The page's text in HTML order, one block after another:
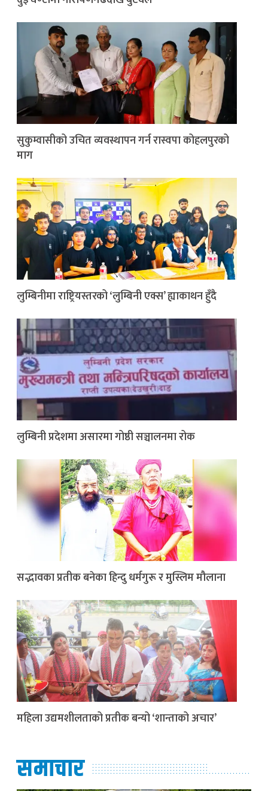
सुकुम्वासीको उचित व्यवस्थापन गर्न रास्वपा कोहलपुरको
माग
लुम्बिनीमा राष्ट्रियस्तरको ‘लुम्बिनी एक्स’ ह्याकाथन हुँदै
लुम्बिनी प्रदेशमा असारमा गोष्ठी सञ्चालनमा रोक
सद्भावका प्रतीक बनेका हिन्दु धर्मगुरू र मुस्लिम मौलाना
महिला उद्यमशीलताको प्रतीक बन्यो ‘शान्ताको अचार’
समाचार